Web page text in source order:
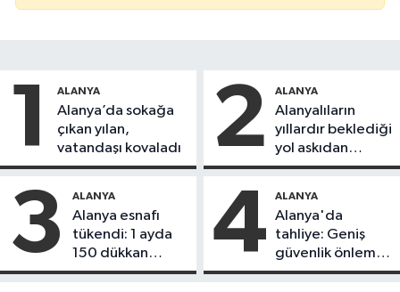
1 ALANYA
Alanya’da sokağa
çıkan yılan,
vatandaşı kovaladı
2 ALANYA
Alanyalıların
yıllardır beklediği
yol askıdan
döndü
3 ALANYA
Alanya esnafı
tükendi: 1 ayda
150 dükkan
kapandı
4 ALANYA
Alanya'da
tahliye: Geniş
güvenlik önlemi
alındı